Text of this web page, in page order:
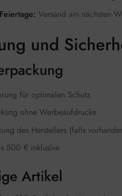
Versand am nächsten
und
für optimalen Schutz
ohne Werbeaufdrucke
des Herstellers (falls
500 € inklusive
Artikel